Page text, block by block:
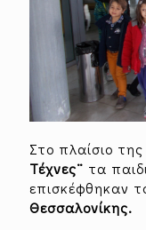
Στο πλαίσιο
Τέχνες¨ τα
επισκέφθηκαν
Θεσσαλονίκης.